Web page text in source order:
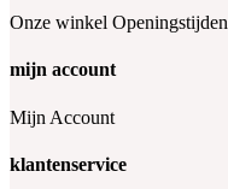
Onze winkel Openingstijden
mijn account
Mijn Account
klantenservice